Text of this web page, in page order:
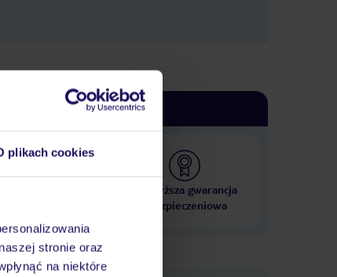
plikach cookies
stronie oraz
na niektóre
Najwyższa gwarancja
ubezpieczeniowa